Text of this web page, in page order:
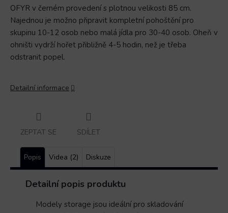
OFYR v černém provedení s plotnou velikosti 85 cm.
Najednou je možno připravit kompletní pohoštění pro
skupinu 10-12 osob nebo malá jídla pro 30-40 osob. Oheň v
ohništi vydrží hořet přibližně 4-5 hodin, než je třeba
odstranit popel.
Detailní informace
ZEPTAT SE SDÍLET
Popis Videa (2) Diskuze
Detailní popis produktu
Modely storage jsou ideální pro skladování